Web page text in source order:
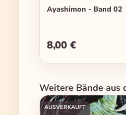
Ayashimon - Band 02
Regulärer Preis:
8,00 €
Produktgalerie
Weitere Bände aus
AUSVERKAUFT